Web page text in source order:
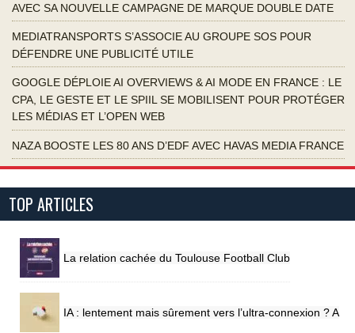
AVEC SA NOUVELLE CAMPAGNE DE MARQUE DOUBLE DATE
MEDIATRANSPORTS S’ASSOCIE AU GROUPE SOS POUR
DÉFENDRE UNE PUBLICITÉ UTILE
GOOGLE DÉPLOIE AI OVERVIEWS & AI MODE EN FRANCE : LE
CPA, LE GESTE ET LE SPIIL SE MOBILISENT POUR PROTÉGER
LES MÉDIAS ET L’OPEN WEB
NAZA BOOSTE LES 80 ANS D’EDF AVEC HAVAS MEDIA FRANCE
TOP ARTICLES
La relation cachée du Toulouse Football Club
IA : lentement mais sûrement vers l’ultra-connexion ? A